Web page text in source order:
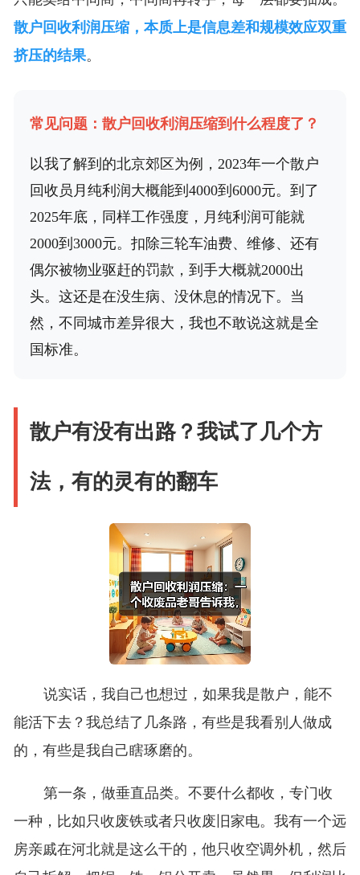
散户回收利润压缩，本质上是信息差和规模效应双重
挤压的结果。
常见问题：散户回收利润压缩到什么程度了？
以我了解到的北京郊区为例，2023年一个散户
回收员月纯利润大概能到4000到6000元。到了
2025年底，同样工作强度，月纯利润可能就
2000到3000元。扣除三轮车油费、维修、还有
偶尔被物业驱赶的罚款，到手大概就2000出
头。这还是在没生病、没休息的情况下。当
然，不同城市差异很大，我也不敢说这就是全
国标准。
散户有没有出路？我试了几个方
法，有的灵有的翻车
说实话，我自己也想过，如果我是散户，能不
能活下去？我总结了几条路，有些是我看别人做成
的，有些是我自己瞎琢磨的。
第一条，做垂直品类。不要什么都收，专门收
一种，比如只收废铁或者只收废旧家电。我有一个远
房亲戚在河北就是这么干的，他只收空调外机，然后